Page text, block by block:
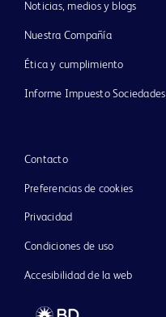
Noticias, medios y blogs
Nuestra Compañía
Ética y cumplimiento
Informe Impuesto Sociedades
Contacto
Preferencias de cookies
Privacidad
Condiciones de uso
Accesibilidad de la web